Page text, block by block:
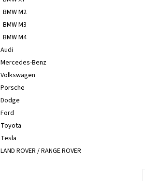
BMW M2
BMW M3
BMW M4
Audi
Mercedes-Benz
Volkswagen
Porsche
Dodge
Ford
Toyota
Tesla
LAND ROVER / RANGE ROVER